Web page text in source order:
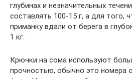
глубинах и незначительных
составлять 100-15 г, а для того,
приманку вдали от берега в
1 кг.
Крючки на сома используют
прочностью, обычно это номера